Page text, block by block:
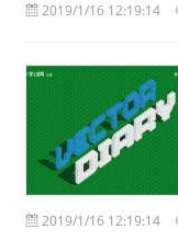
2019/1/16 12:19:14
2019/1/16 12:19:14